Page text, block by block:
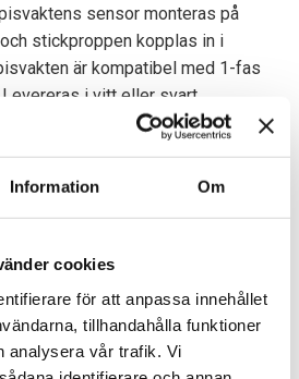
Information Om
cookies
för att anpassa innehållet
tillhandahålla funktioner
analysera vår trafik. Vi
sensor monteras på
stickproppen kopplas in i
är kompatibel med 1-fas
i vitt eller svart